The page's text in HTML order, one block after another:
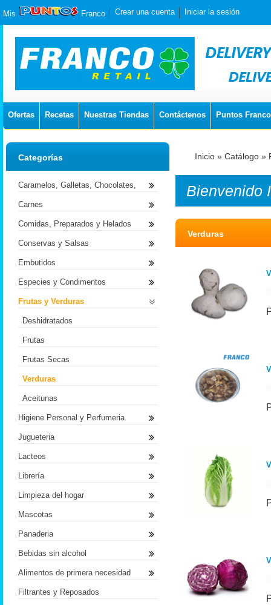
Mis Franco Crear una cuenta Iniciar la sesión
Ofertas Recetas Nuestras Tiendas Contáctenos Puntos Franco
Inicio » Catálogo »
Bienvenido
Verduras
Categorías
Caramelos, Galletas, Chocolates,
Carnes
Comidas, Preparados y Helados
Conservas y Salsas
Embutidos
Especies y Condimentos
Frutas y Verduras
Deshidratados
Frutas
Frutas Secas
Verduras
Aceitunas
Higiene Personal y Perfumeria
Jugueteria
Lacteos
Librería
Limpieza del hogar
Mascotas
Panaderia
Bebidas sin alcohol
Alimentos de primera necesidad
Filtrantes y Reposados